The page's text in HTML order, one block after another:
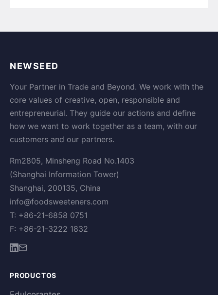
NEWSEED
Your Partner in Trade and Beyond. We work with the
core values of creative, open, responsible and
entrepreneurial. They guide our actions and define
how we want to work together as a team, with our
customers and our partners.
Rm2805, Minsheng Road No.1403
(Shanghai Information Tower)
Shanghai, 200135, China
info@foodsweeteners.com
T: +86-21-6858 0751
F: +86-21-3222 1832
PRODUCTOS